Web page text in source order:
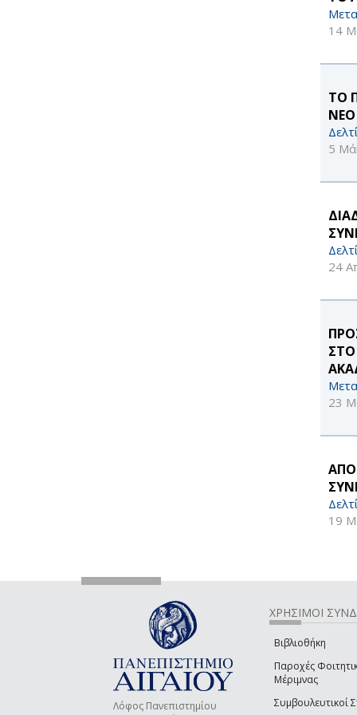
14
ΤΟ
ΝΕΟ
5
24
23
19
Λόφος Πανεπιστημίου
ΧΡΗΣΙΜΟΙ
Βιβλιοθήκη
Παροχές
Μέριμνας
Συμβουλευτικοί